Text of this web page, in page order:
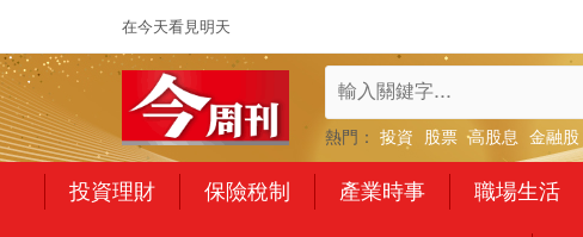
在今天看見明天
熱門： 投資 股票 高股息 金融股
投資理財 保險稅制 產業時事 職場生活